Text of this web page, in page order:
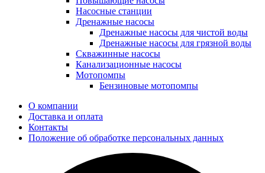
Насосные станции
Дренажные насосы
Дренажные насосы для чистой воды
Дренажные насосы для грязной воды
Скважинные насосы
Канализационные насосы
Мотопомпы
Бензиновые мотопомпы
О компании
Доставка и оплата
Контакты
Положение об обработке персональных данных